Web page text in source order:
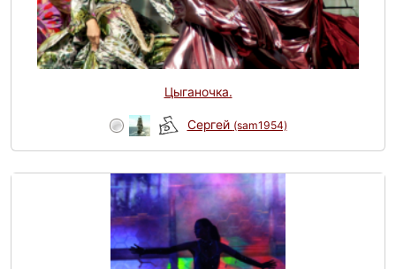
Цыганочка.
Сергей (sam1954)